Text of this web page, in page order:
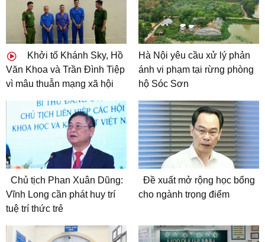
Khởi tố Khánh Sky, Hồ
Văn Khoa và Trần Đình Tiệp
vì mâu thuẫn mạng xã hội
Hà Nội yêu cầu xử lý phản
ánh vi phạm tại rừng phòng
hộ Sóc Sơn
Chủ tịch Phan Xuân Dũng:
Vĩnh Long cần phát huy trí
tuệ trí thức trẻ
Đề xuất mở rộng học bổng
cho ngành trọng điểm